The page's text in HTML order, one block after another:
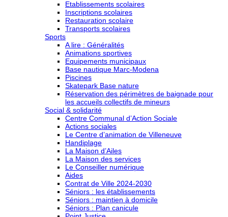
Etablissements scolaires
Inscriptions scolaires
Restauration scolaire
Transports scolaires
Sports
A lire : Généralités
Animations sportives
Equipements municipaux
Base nautique Marc-Modena
Piscines
Skatepark Base nature
Réservation des périmètres de baignade pour
les accueils collectifs de mineurs
Social & solidarité
Centre Communal d’Action Sociale
Actions sociales
Le Centre d’animation de Villeneuve
Handiplage
La Maison d’Ailes
La Maison des services
Le Conseiller numérique
Aides
Contrat de Ville 2024-2030
Séniors : les établissements
Séniors : maintien à domicile
Séniors : Plan canicule